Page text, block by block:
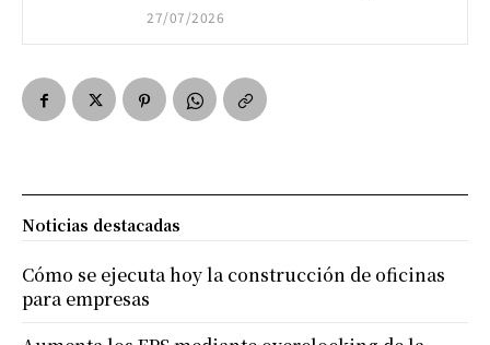
27/07/2026
Noticias destacadas
Cómo se ejecuta hoy la construcción de oficinas
para empresas